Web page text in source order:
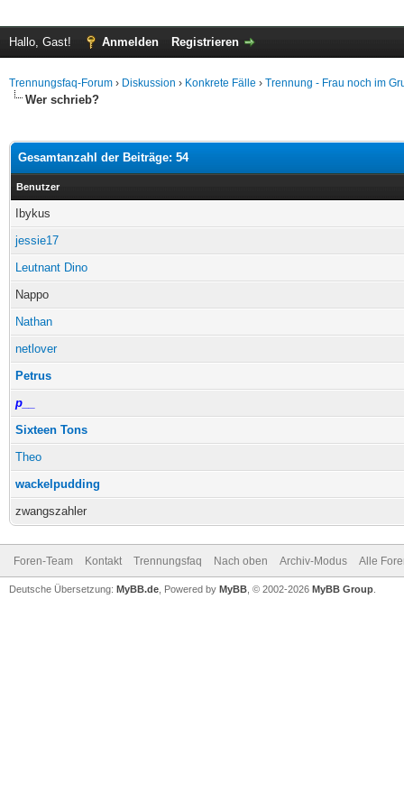
Hallo, Gast! Anmelden Registrieren
Trennungsfaq-Forum › Diskussion › Konkrete Fälle › Trennung - Frau noch im
Wer schrieb?
Gesamtanzahl der Beiträge: 54
Benutzer
Ibykus
jessie17
Leutnant Dino
Nappo
Nathan
netlover
Petrus
p__
Sixteen Tons
Theo
wackelpudding
zwangszahler
Foren-Team Kontakt Trennungsfaq Nach oben Archiv-Modus Alle
Deutsche Übersetzung: MyBB.de , Powered by MyBB , © 2002-2026 MyBB Group